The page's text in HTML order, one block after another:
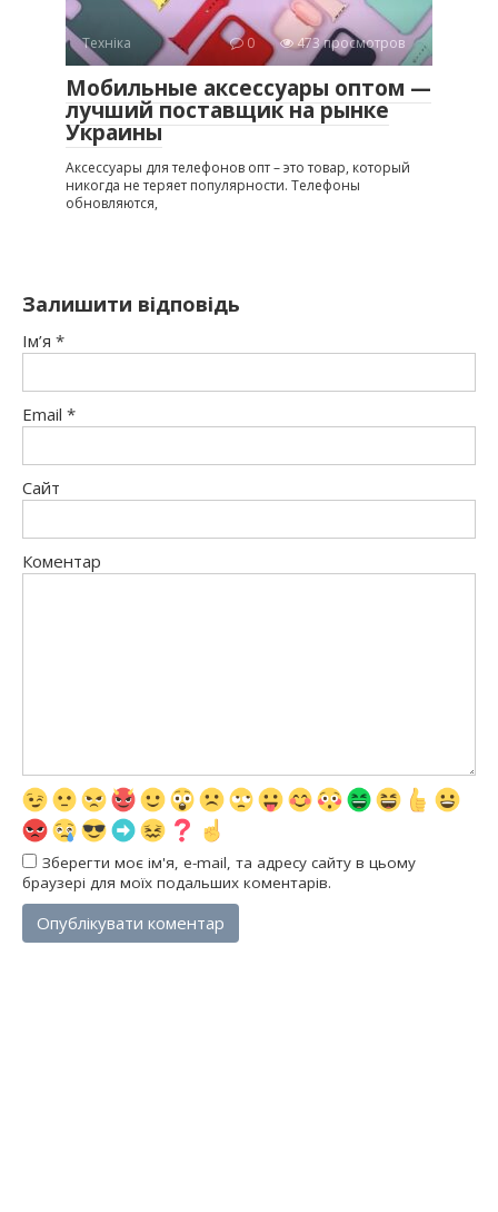
Техніка 0 473 просмотров
Мобильные аксессуары оптом —
лучший поставщик на рынке
Украины
Аксессуары для телефонов опт – это товар, который
никогда не теряет популярности. Телефоны
обновляются,
Залишити відповідь
Ім’я *
Email *
Сайт
Коментар
Зберегти моє ім'я, e-mail, та адресу сайту в цьому
браузері для моїх подальших коментарів.